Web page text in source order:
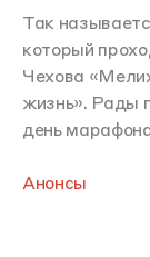
Так
который
Чехова
жизнь». Рады
день
Анонсы